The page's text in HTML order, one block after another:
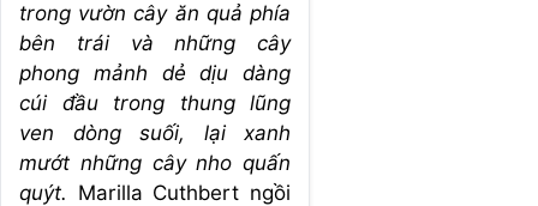
trong vườn cây ăn quả phía
bên trái và những cây
phong mảnh dẻ dịu dàng
cúi đầu trong thung lũng
ven dòng suối, lại xanh
mướt những cây nho quấn
quýt. Marilla Cuthbert ngồi